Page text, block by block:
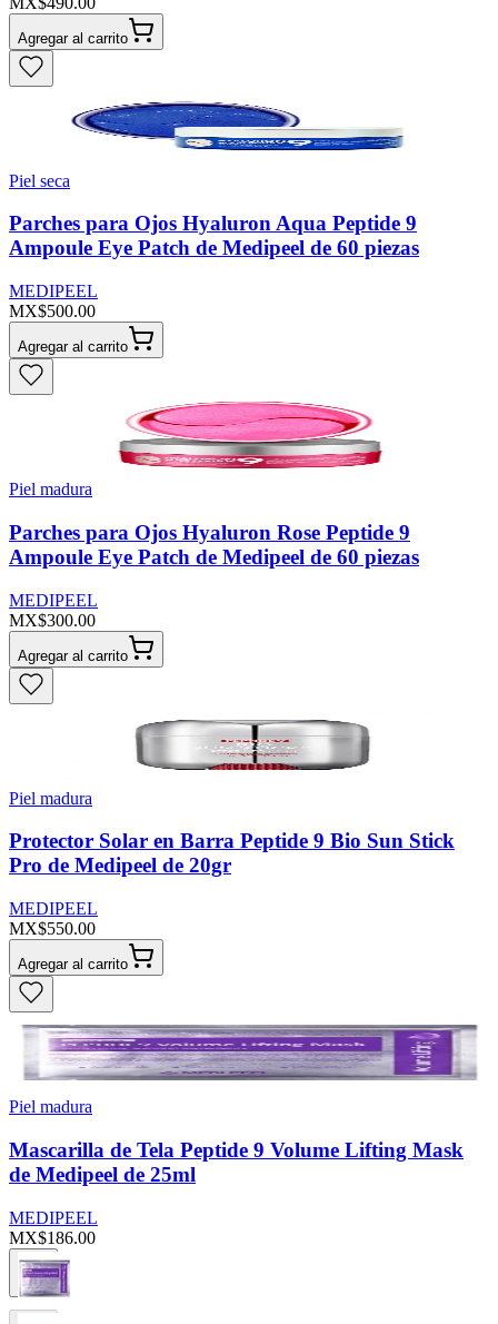
Agregar al carrito
Piel seca
Parches para Ojos Hyaluron Aqua Peptide 9
Ampoule Eye Patch de Medipeel de 60 piezas
MEDIPEEL
MX$500.00
Agregar al carrito
Piel madura
Parches para Ojos Hyaluron Rose Peptide 9
Ampoule Eye Patch de Medipeel de 60 piezas
MEDIPEEL
MX$300.00
Agregar al carrito
Piel madura
Protector Solar en Barra Peptide 9 Bio Sun Stick
Pro de Medipeel de 20gr
MEDIPEEL
MX$550.00
Agregar al carrito
Piel madura
Mascarilla de Tela Peptide 9 Volume Lifting Mask
de Medipeel de 25ml
MEDIPEEL
MX$186.00